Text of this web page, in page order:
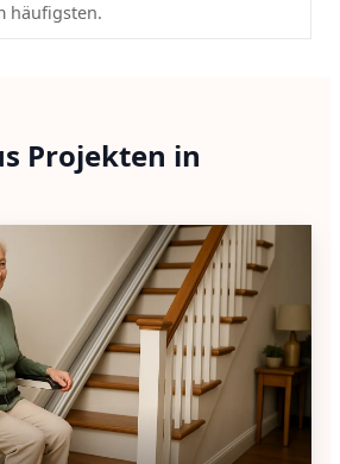
häufigsten.
Projekten in